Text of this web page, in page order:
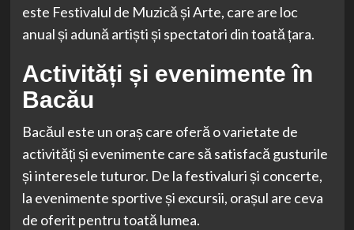
este Festivalul de Muzică și Arte, care are loc
anual și adună artiști și spectatori din toată țara.
Activități și evenimente în
Bacău
Bacăul este un oraș care oferă o varietate de
activități și evenimente care să satisfacă gusturile
și interesele tuturor. De la festivaluri și concerte,
la evenimente sportive și excursii, orașul are ceva
de oferit pentru toată lumea.